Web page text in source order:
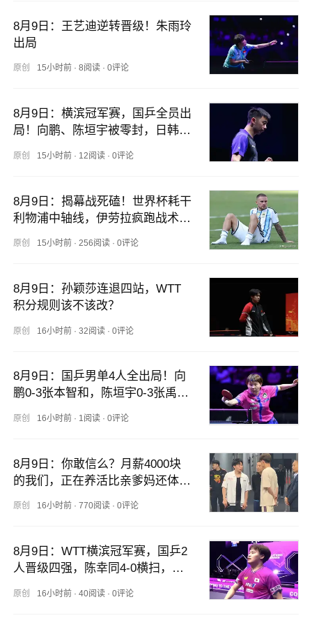
8月9日：王艺迪逆转晋级！朱雨玲
出局
原创 15小时前· 8阅读· 0评论
8月9日：横滨冠军赛，国乒全员出
局！向鹏、陈垣宇被零封，日韩为
原创 15小时前· 12阅读· 0评论
8月9日：揭幕战死磕！世界杯耗干
利物浦中轴线，伊劳拉疯跑战术开
原创 15小时前· 256阅读· 0评论
8月9日：孙颖莎连退四站，WTT
积分规则该不该改？
原创 16小时前· 32阅读· 0评论
8月9日：国乒男单4人全出局！向
鹏0-3张本智和，陈垣宇0-3张禹
原创 16小时前· 1阅读· 0评论
8月9日：你敢信么？月薪4000块
的我们，正在养活比亲爹妈还体面
的退休金？同事的爸爸
原创 16小时前· 770阅读· 0评论
8月9日：WTT横滨冠军赛，国乒2
人晋级四强，陈幸同4-0横扫，松
原创 16小时前· 40阅读· 0评论